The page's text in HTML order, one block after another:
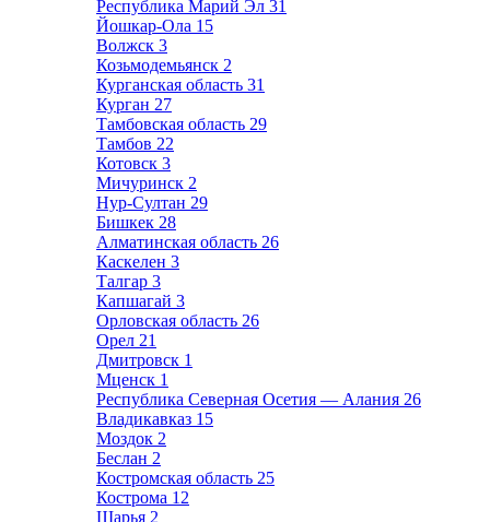
Республика Марий Эл 31
Йошкар-Ола 15
Волжск 3
Козьмодемьянск 2
Курганская область 31
Курган 27
Тамбовская область 29
Тамбов 22
Котовск 3
Мичуринск 2
Нур-Султан 29
Бишкек 28
Алматинская область 26
Каскелен 3
Талгар 3
Капшагай 3
Орловская область 26
Орел 21
Дмитровск 1
Мценск 1
Республика Северная Осетия — Алания 26
Владикавказ 15
Моздок 2
Беслан 2
Костромская область 25
Кострома 12
Шарья 2